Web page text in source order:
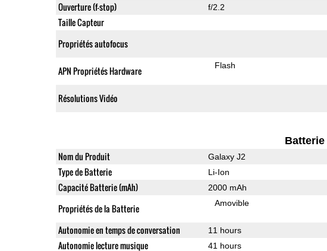
Ouverture (f-stop) f/2.2
Taille Capteur
Propriétés autofocus
APN Propriétés Hardware Flash
Résolutions Vidéo
Batterie
Nom du Produit Galaxy J2
Type de Batterie Li-Ion
Capacité Batterie (mAh) 2000 mAh
Propriétés de la Batterie Amovible
Autonomie en temps de conversation 11 hours
Autonomie lecture musique 41 hours